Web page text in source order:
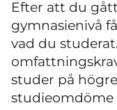
Efter att du
gymnasienivå
vad du
studer på